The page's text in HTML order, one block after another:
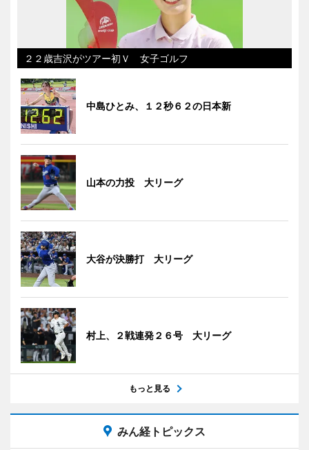
２２歳吉沢がツアー初Ｖ 女子ゴルフ
中島ひとみ、１２秒６２の日本新
山本の力投 大リーグ
大谷が決勝打 大リーグ
村上、２戦連発２６号 大リーグ
もっと見る
みん経トピックス